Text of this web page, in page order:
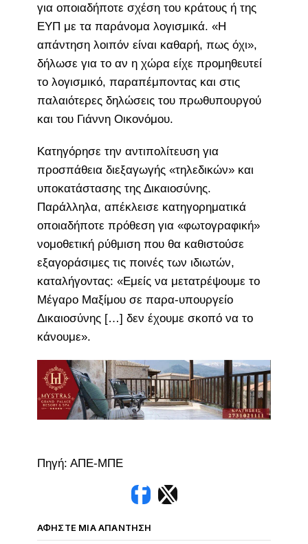
για οποιαδήποτε σχέση του κράτους ή της
ΕΥΠ με τα παράνομα λογισμικά. «Η
απάντηση λοιπόν είναι καθαρή, πως όχι»,
δήλωσε για το αν η χώρα είχε προμηθευτεί
το λογισμικό, παραπέμποντας και στις
παλαιότερες δηλώσεις του πρωθυπουργού
και του Γιάννη Οικονόμου.
Κατηγόρησε την αντιπολίτευση για
προσπάθεια διεξαγωγής «τηλεδικών» και
υποκατάστασης της Δικαιοσύνης.
Παράλληλα, απέκλεισε κατηγορηματικά
οποιαδήποτε πρόθεση για «φωτογραφική»
νομοθετική ρύθμιση που θα καθιστούσε
εξαγοράσιμες τις ποινές των ιδιωτών,
καταλήγοντας: «Εμείς να μετατρέψουμε το
Μέγαρο Μαξίμου σε παρα-υπουργείο
Δικαιοσύνης […] δεν έχουμε σκοπό να το
κάνουμε».
Πηγή: ΑΠΕ-ΜΠΕ
ΑΦΉΣΤΕ ΜΙΑ ΑΠΆΝΤΗΣΗ